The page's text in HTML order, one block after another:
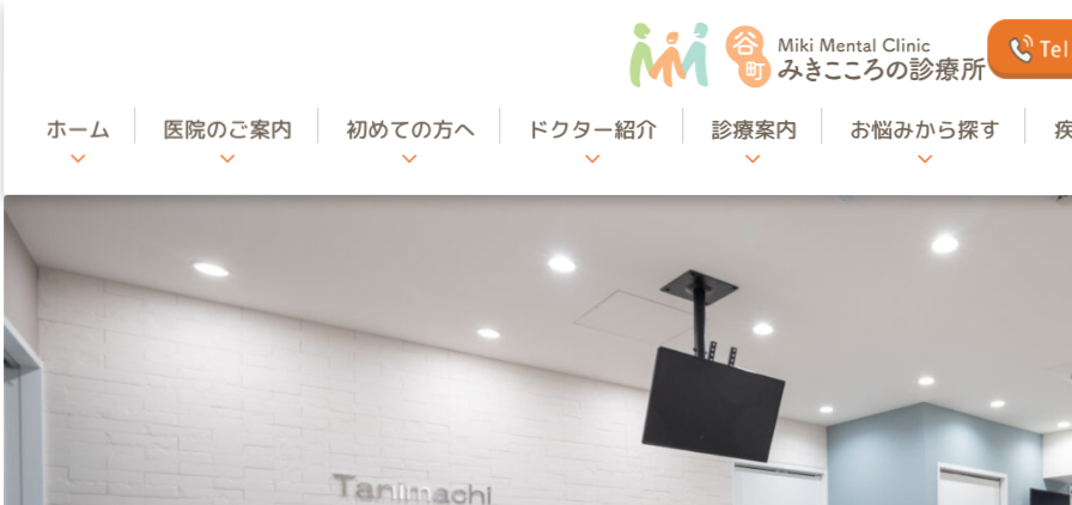
ホーム 医院のご案内 初めての方へ ドクター紹介 診療案内 お悩みから探す